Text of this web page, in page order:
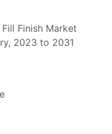
Finish Market
2023 to 2031